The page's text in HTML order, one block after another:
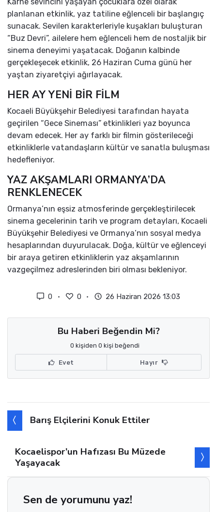
planlanan etkinlik, yaz tatiline eğlenceli bir başlangıç
sunacak. Sevilen karakterleriyle kuşakları buluşturan
“Buz Devri”, ailelere hem eğlenceli hem de nostaljik bir
sinema deneyimi yaşatacak. Doğanın kalbinde
gerçekleşecek etkinlik, 26 Haziran Cuma günü her
yaştan ziyaretçiyi ağırlayacak.
HER AY YENİ BİR FİLM
Kocaeli Büyükşehir Belediyesi tarafından hayata
geçirilen “Gece Sineması” etkinlikleri yaz boyunca
devam edecek. Her ay farklı bir filmin gösterileceği
etkinliklerle vatandaşların kültür ve sanatla buluşması
hedefleniyor.
YAZ AKŞAMLARI ORMANYA’DA
RENKLENECEK
Ormanya’nın eşsiz atmosferinde gerçekleştirilecek
sinema gecelerinin tarih ve program detayları, Kocaeli
Büyükşehir Belediyesi ve Ormanya’nın sosyal medya
hesaplarından duyurulacak. Doğa, kültür ve eğlenceyi
bir araya getiren etkinliklerin yaz akşamlarının
vazgeçilmez adreslerinden biri olması bekleniyor.
0 0 26 Haziran 2026 13:03
Bu Haberi Beğendin Mi?
0 kişiden 0 kişi beğendi
Evet Hayır
Barış Elçilerini Konuk Ettiler
Kocaelispor’un Hafızası Bu Müzede
Yaşayacak
Sen de yorumunu yaz!